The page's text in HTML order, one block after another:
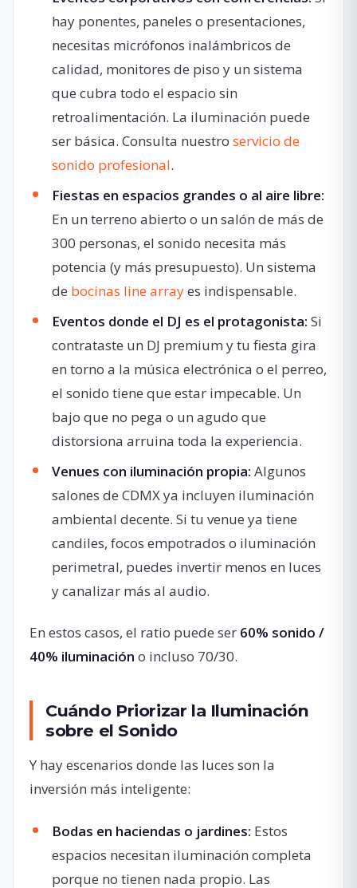
hay ponentes, paneles o presentaciones,
necesitas micrófonos inalámbricos de
calidad, monitores de piso y un sistema
que cubra todo el espacio sin
retroalimentación. La iluminación puede
ser básica. Consulta nuestro servicio de
sonido profesional.
Fiestas en espacios grandes o al aire libre:
En un terreno abierto o un salón de más de
300 personas, el sonido necesita más
potencia (y más presupuesto). Un sistema
de bocinas line arrayes indispensable.
Eventos donde el DJ es el protagonista: Si
contrataste un DJ premium y tu fiesta gira
en torno a la música electrónica o el perreo,
el sonido tiene que estar impecable. Un
bajo que no pega o un agudo que
distorsiona arruina toda la experiencia.
Venues con iluminación propia: Algunos
salones de CDMX ya incluyen iluminación
ambiental decente. Si tu venue ya tiene
candiles, focos empotrados o iluminación
perimetral, puedes invertir menos en luces
y canalizar más al audio.
En estos casos, el ratio puede ser 60% sonido /
40% iluminación o incluso 70/30.
Cuándo Priorizar la Iluminación
sobre el Sonido
Y hay escenarios donde las luces son la
inversión más inteligente:
Bodas en haciendas o jardines: Estos
espacios necesitan iluminación completa
porque no tienen nada propio. Las